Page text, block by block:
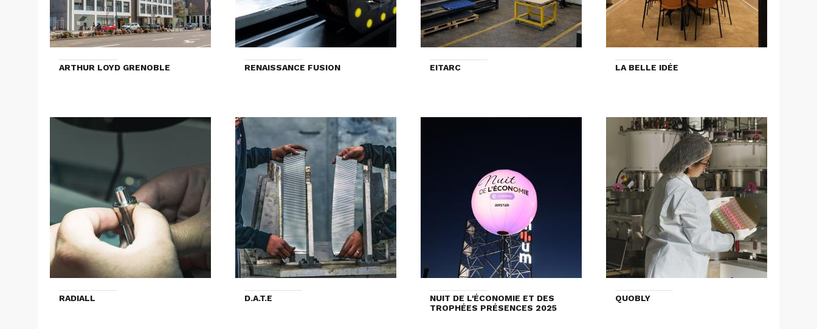
ARTHUR LOYD GRENOBLE RENAISSANCE FUSION EITARC LA BELLE IDÉE
RADIALL D.A.T.E
NUIT DE L'ÉCONOMIE ET DES
TROPHÉES PRÉSENCES 2025
QUOBLY